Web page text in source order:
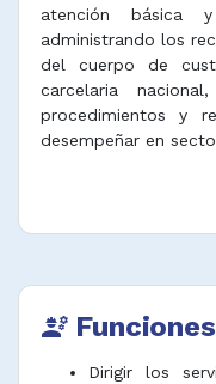
atención básica
administrando los
del cuerpo de
carcelaria
procedimientos y
desempeñar en
engineering Funciones
Dirigir los